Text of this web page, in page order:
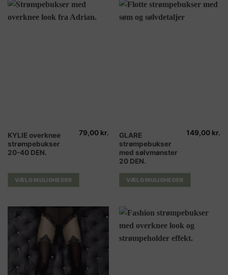
KYLIE overknee
strømpebukser
20-40 DEN.
79,00 kr.
VÆLG MULIGHEDER
Dette
vare
har
varianter.
Mulighederne
vælges
varesiden
GLARE
strømpebukser
med sølvmønster
20 DEN.
149,00 kr.
VÆLG MULIGHEDER
Dette
vare
har
flere
varianter.
Mulighederne
vælges
varesiden